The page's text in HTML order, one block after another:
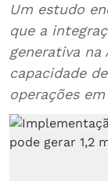
Um estudo
que a
generativa
capacidade
operações